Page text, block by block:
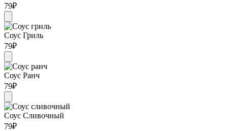
79₽
Соус Гриль
79₽
Соус Ранч
79₽
Соус Сливочный
79₽